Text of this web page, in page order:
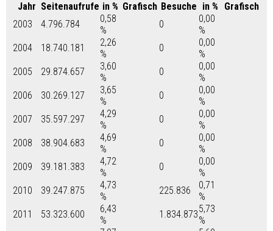
Jahr Seitenaufrufe in % Grafisch Besuche in %
Grafisch
2003
4.796.784
0,58
%
0
0,00
%
2004
18.740.181
2,26
%
0
0,00
%
2005
29.874.657
3,60
%
0
0,00
%
2006
30.269.127
3,65
%
0
0,00
%
2007
35.597.297
4,29
%
0
0,00
%
2008
38.904.683
4,69
%
0
0,00
%
2009
39.181.383
4,72
%
0
0,00
%
2010
39.247.875
4,73
%
225.836
0,71
%
2011
53.323.600
6,43
%
1.834.8735,73
%